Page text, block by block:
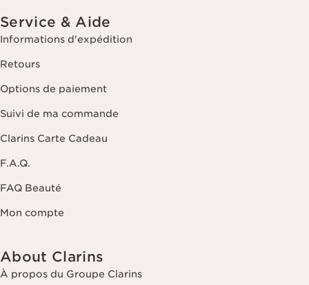
Service & Aide
Informations d'expédition
Retours
Options de paiement
Suivi de ma commande
Clarins Carte Cadeau
F.A.Q.
FAQ Beauté
Mon compte
About Clarins
À propos du Groupe Clarins